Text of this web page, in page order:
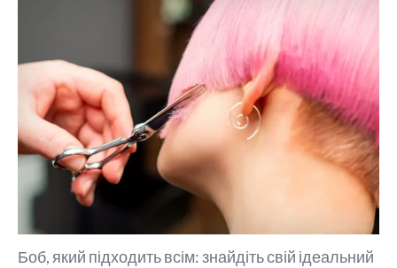
Боб, який підходить всім: знайдіть свій ідеальний